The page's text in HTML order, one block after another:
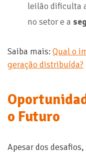
leilão dificulta
no setor e a
Saiba mais:Qual o
geração distribuída?
o Futuro
Apesar dos desafios,